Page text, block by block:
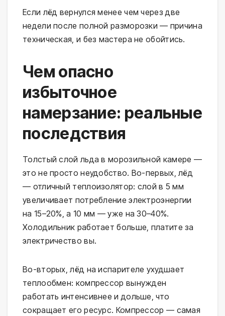
Если лёд вернулся менее чем через две
недели после полной разморозки — причина
техническая, и без мастера не обойтись.
Чем опасно
избыточное
намерзание: реальные
последствия
Толстый слой льда в морозильной камере —
это не просто неудобство. Во-первых, лёд
— отличный теплоизолятор: слой в 5 мм
увеличивает потребление электроэнергии
на 15–20%, а 10 мм — уже на 30–40%.
Холодильник работает больше, платите за
электричество вы.
Во-вторых, лёд на испарителе ухудшает
теплообмен: компрессор вынужден
работать интенсивнее и дольше, что
сокращает его ресурс. Компрессор — самая